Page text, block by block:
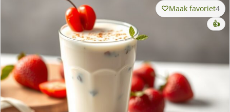
Maak favoriet4
👍